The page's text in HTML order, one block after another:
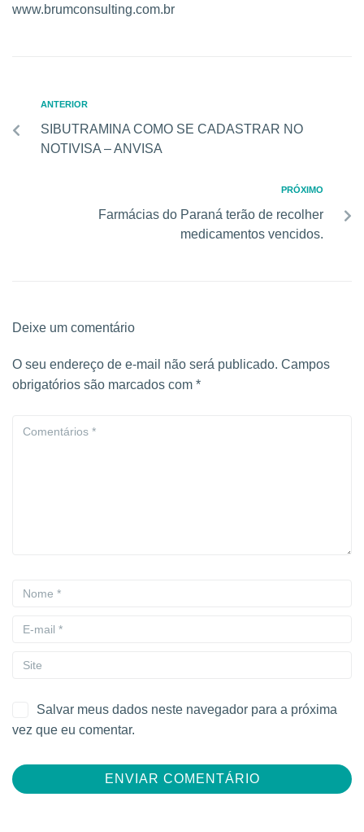
www.brumconsulting.com.br
ANTERIOR
SIBUTRAMINA COMO SE CADASTRAR NO
NOTIVISA – ANVISA
PRÓXIMO
Farmácias do Paraná terão de recolher
medicamentos vencidos.
Deixe um comentário
O seu endereço de e-mail não será publicado. Campos
obrigatórios são marcados com *
Salvar meus dados neste navegador para a próxima
vez que eu comentar.